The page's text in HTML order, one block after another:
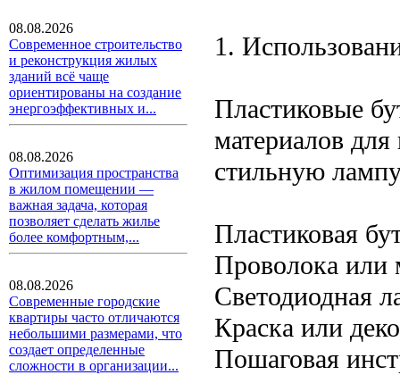
08.08.2026
Современное строительство
и реконструкция жилых
зданий всё чаще
ориентированы на создание
энергоэффективных и...
08.08.2026
Оптимизация пространства
в жилом помещении —
важная задача, которая
позволяет сделать жилье
более комфортным,...
08.08.2026
Современные городские
квартиры часто отличаются
небольшими размерами, что
создает определенные
сложности в организации...
1.
Пластиковые
материалов
стильную
Пластиковая
Проволока или
Светодиодная
Краска или
Пошаговая